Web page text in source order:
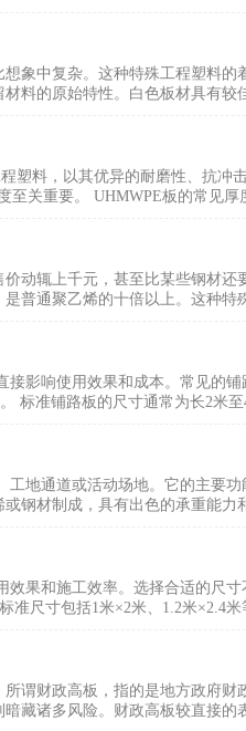
象中复杂。这种特殊工程塑料的
料的原始特性。白色板材具有较
塑料，以其优异的耐磨性、抗冲
关重要。 UHMWPE板的常见厚
动辄上千元，甚至比某些钢材还
普通聚乙烯的十倍以上。这种特
影响使用效果和成本。常见的
标准铺路板的尺寸通常为长2米至
地通道或活动场地。它的主要
钢材制成，具有出色的承重能力
果和施工效率。选择合适的尺
准尺寸包括1米×2米、1.2米×2.4米
谓财政高板，指的是地方政府财
藏诸多风险。财政高板较直接的